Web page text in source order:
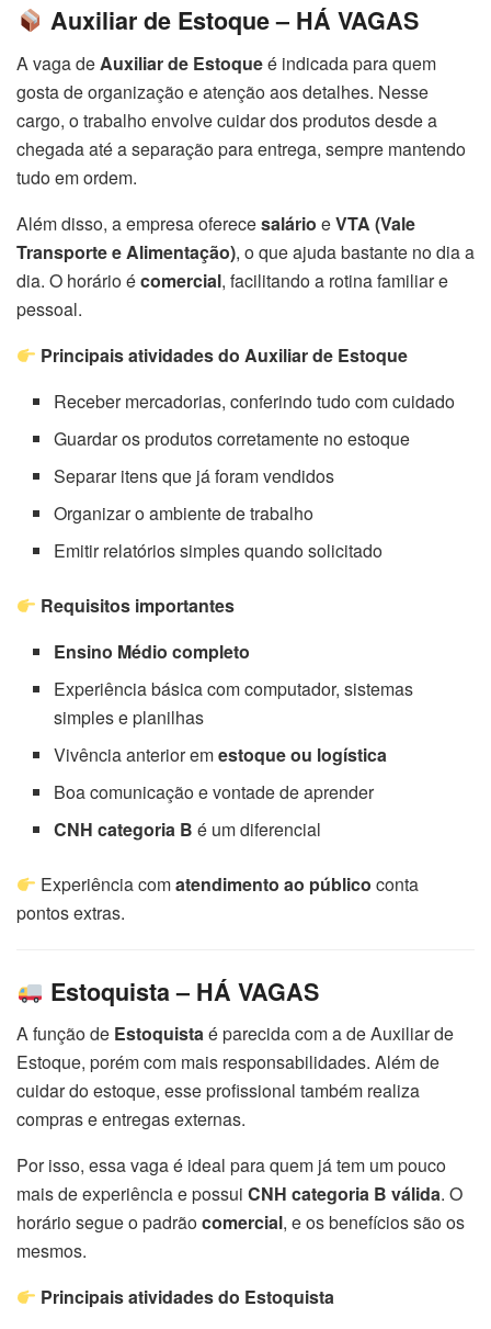
Auxiliar de Estoque – HÁ VAGAS
A vaga deAuxiliar de Estoqueé indicada para quem
gosta de organização e atenção aos detalhes. Nesse
cargo, o trabalho envolve cuidar dos produtos desde a
chegada até a separação para entrega, sempre mantendo
tudo em ordem.
Além disso, a empresa oferecesalário eVTA (Vale
Transporte e Alimentação), o que ajuda bastante no dia a
dia. O horário écomercial, facilitando a rotina familiar e
pessoal.
Principais atividades do Auxiliar de Estoque
Receber mercadorias, conferindo tudo com cuidado
Guardar os produtos corretamente no estoque
Separar itens que já foram vendidos
Organizar o ambiente de trabalho
Emitir relatórios simples quando solicitado
Requisitos importantes
Ensino Médio completo
Experiência básica com computador, sistemas
simples e planilhas
Vivência anterior emestoque ou logística
Boa comunicação e vontade de aprender
CNH categoria B é um diferencial
Experiência comatendimento ao público conta
pontos extras.
Estoquista – HÁ VAGAS
A função de Estoquistaé parecida com a de Auxiliar de
Estoque, porém com mais responsabilidades. Além de
cuidar do estoque, esse profissional também realiza
compras e entregas externas.
Por isso, essa vaga é ideal para quem já tem um pouco
mais de experiência e possui CNH categoria B válida. O
horário segue o padrãocomercial, e os benefícios são os
mesmos.
Principais atividades do Estoquista